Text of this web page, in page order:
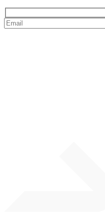
Please leave this field empty.